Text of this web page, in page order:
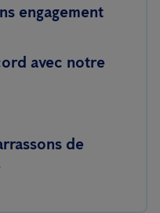
engagement
avec notre
de